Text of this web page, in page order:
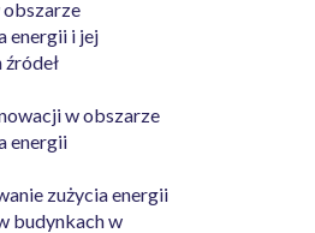
energii i jej
w obszarze
energii
zużycia energii
budynkach w